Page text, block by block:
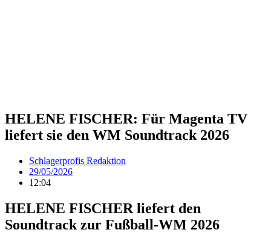
HELENE FISCHER: Für Magenta TV
liefert sie den WM Soundtrack 2026
Schlagerprofis Redaktion
29/05/2026
12:04
HELENE FISCHER liefert den
Soundtrack zur Fußball-WM 2026